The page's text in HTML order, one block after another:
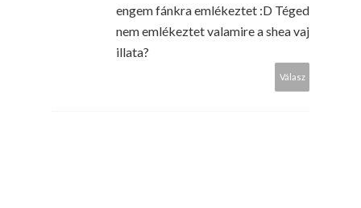
engem fánkra emlékeztet :D Téged
nem emlékeztet valamire a shea vaj
illata?
Válasz